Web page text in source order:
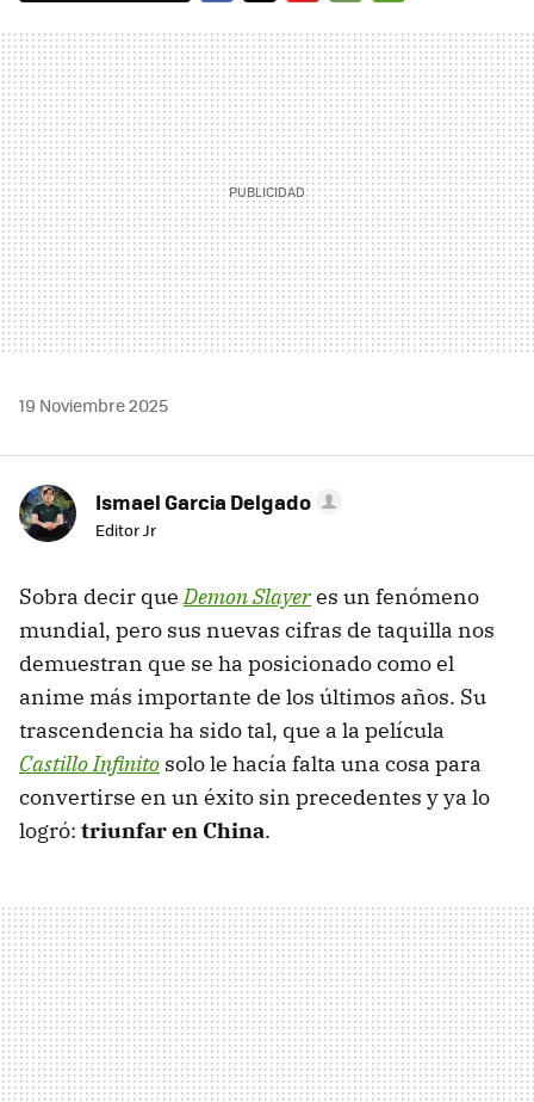
MAIL
19 Noviembre 2025
Ismael Garcia Delgado
Editor Jr
Sobra decir queDemon Slayeres un fenómeno
mundial, pero sus nuevas cifras de taquilla nos
demuestran que se ha posicionado como el
anime más importante de los últimos años. Su
trascendencia ha sido tal, que a la película
Castillo Infinito solo le hacía falta una cosa para
convertirse en un éxito sin precedentes y ya lo
logró: triunfar en China.